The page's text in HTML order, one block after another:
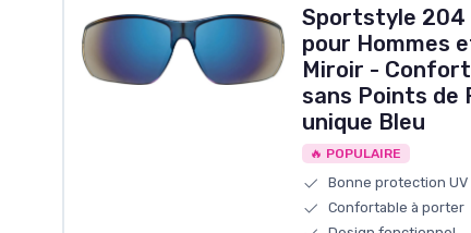
Sportstyle 204
pour Hommes
Miroir -
sans Points de
unique Bleu
🔥 POPULAIRE
Bonne protection UV
Confortable à porter